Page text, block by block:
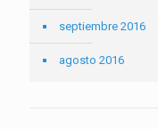
septiembre 2016
agosto 2016